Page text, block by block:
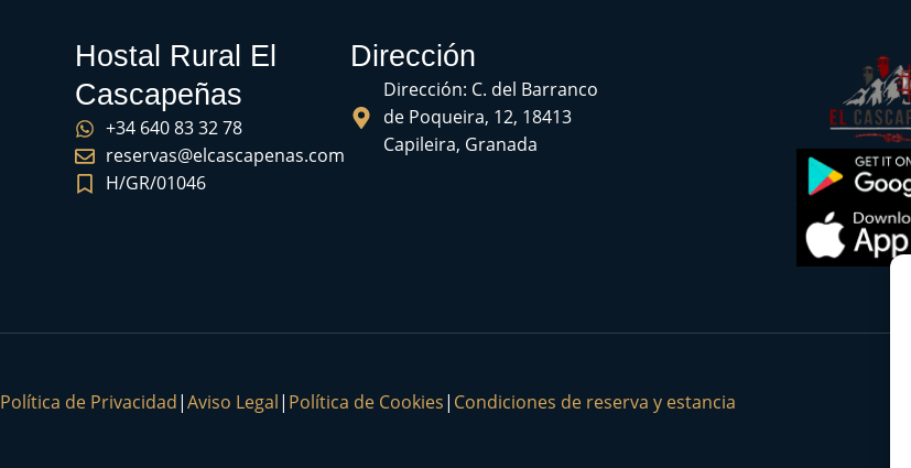
Hostal Rural El
Cascapeñas
+34 640 83 32 78
reservas@elcascapenas.com
H/GR/01046
Dirección
Dirección: C. del Barranco
de Poqueira, 12, 18413
Capileira, Granada
Política de Privacidad|Aviso Legal| Política de Cookies| Condiciones de reserva y estancia